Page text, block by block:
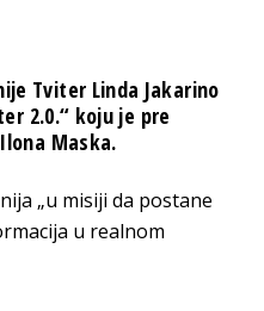
Tviter Linda Jakarino
2.0.“ koju je pre
Maska.
„u misiji da postane
u realnom